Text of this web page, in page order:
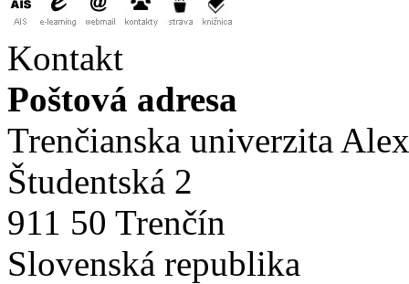
Kontakt
Poštová adresa
Trenčianska univerzita
Študentská 2
911 50 Trenčín
Slovenská republika